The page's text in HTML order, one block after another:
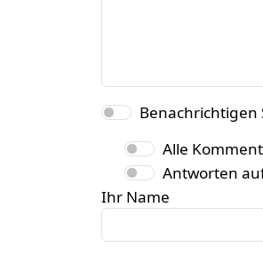
Alle
Antworten
Ihr Name